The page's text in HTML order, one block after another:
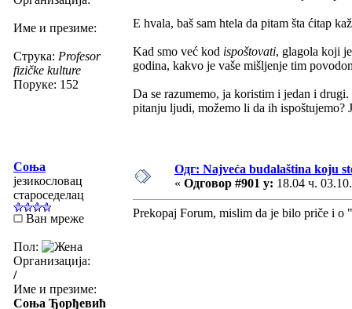
Име и презиме:
Струка: Profesor
fizičke kulture
Поруке: 152
E hvala, baš sam htela da pitam šta ćitap
Kad smo već kod ispoštovati, glagola koji
godina, kakvo je vaše mišljenje tim
Da se razumemo, ja koristim i jedan i
pitanju ljudi, možemo li da ih ispoštujemo?
Соња
језикословац
староседелац
Ван мреже
Пол:
Организација:
/
Име и презиме:
Соња Ђорђевић
Одг: Najveća budalaština koju
« Одговор #901 у: 18.04 ч.
Prekopaj Forum, mislim da je bilo priče i o